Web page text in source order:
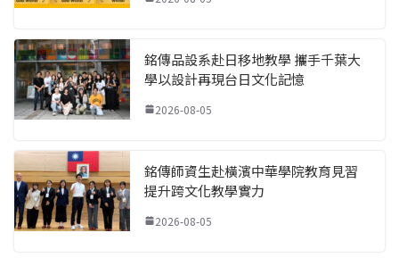
銘傳品設系赴日移地教學 攜手千葉大
學以設計再現台日文化記憶
2026-08-05
銘傳師資生赴橫濱中華學院教育見習
提升跨文化教學實力
2026-08-05